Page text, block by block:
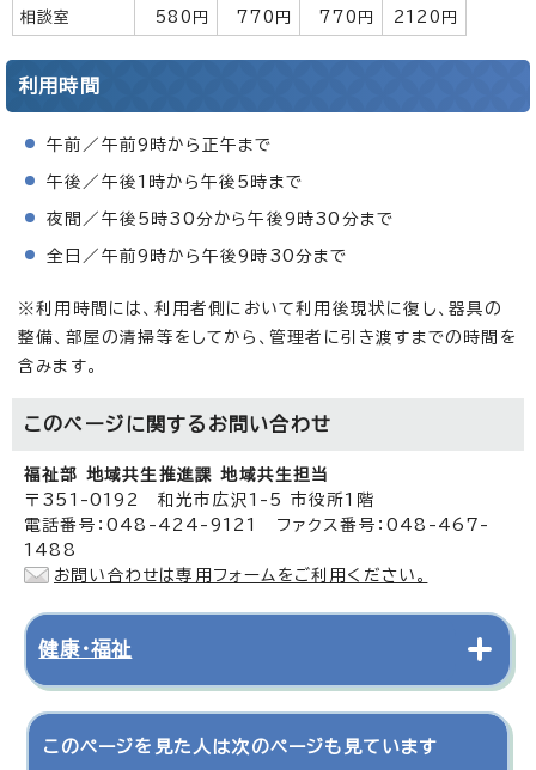
相談室 580円 770円 770円 2120円
利用時間
午前／午前9時から正午まで
午後／午後1時から午後5時まで
夜間／午後5時30分から午後9時30分まで
全日／午前9時から午後9時30分まで
※利用時間には、利用者側において利用後現状に復し、器具の
整備、部屋の清掃等をしてから、管理者に引き渡すまでの時間を
含みます。
このページに関する お問い合わせ
福祉部 地域共生推進課 地域共生担当
〒351-0192 和光市広沢1-5 市役所1階
電話番号：048-424-9121 ファクス番号：048-467-
1488
お問い合わせは専用フォームをご利用ください。
健康・福祉
このページを見た人は次のページも見ています